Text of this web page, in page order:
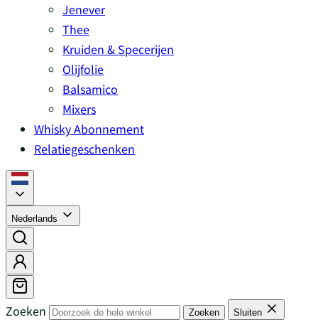
Jenever
Thee
Kruiden & Specerijen
Olijfolie
Balsamico
Mixers
Whisky Abonnement
Relatiegeschenken
Nederlands
Zoeken Zoeken Sluiten